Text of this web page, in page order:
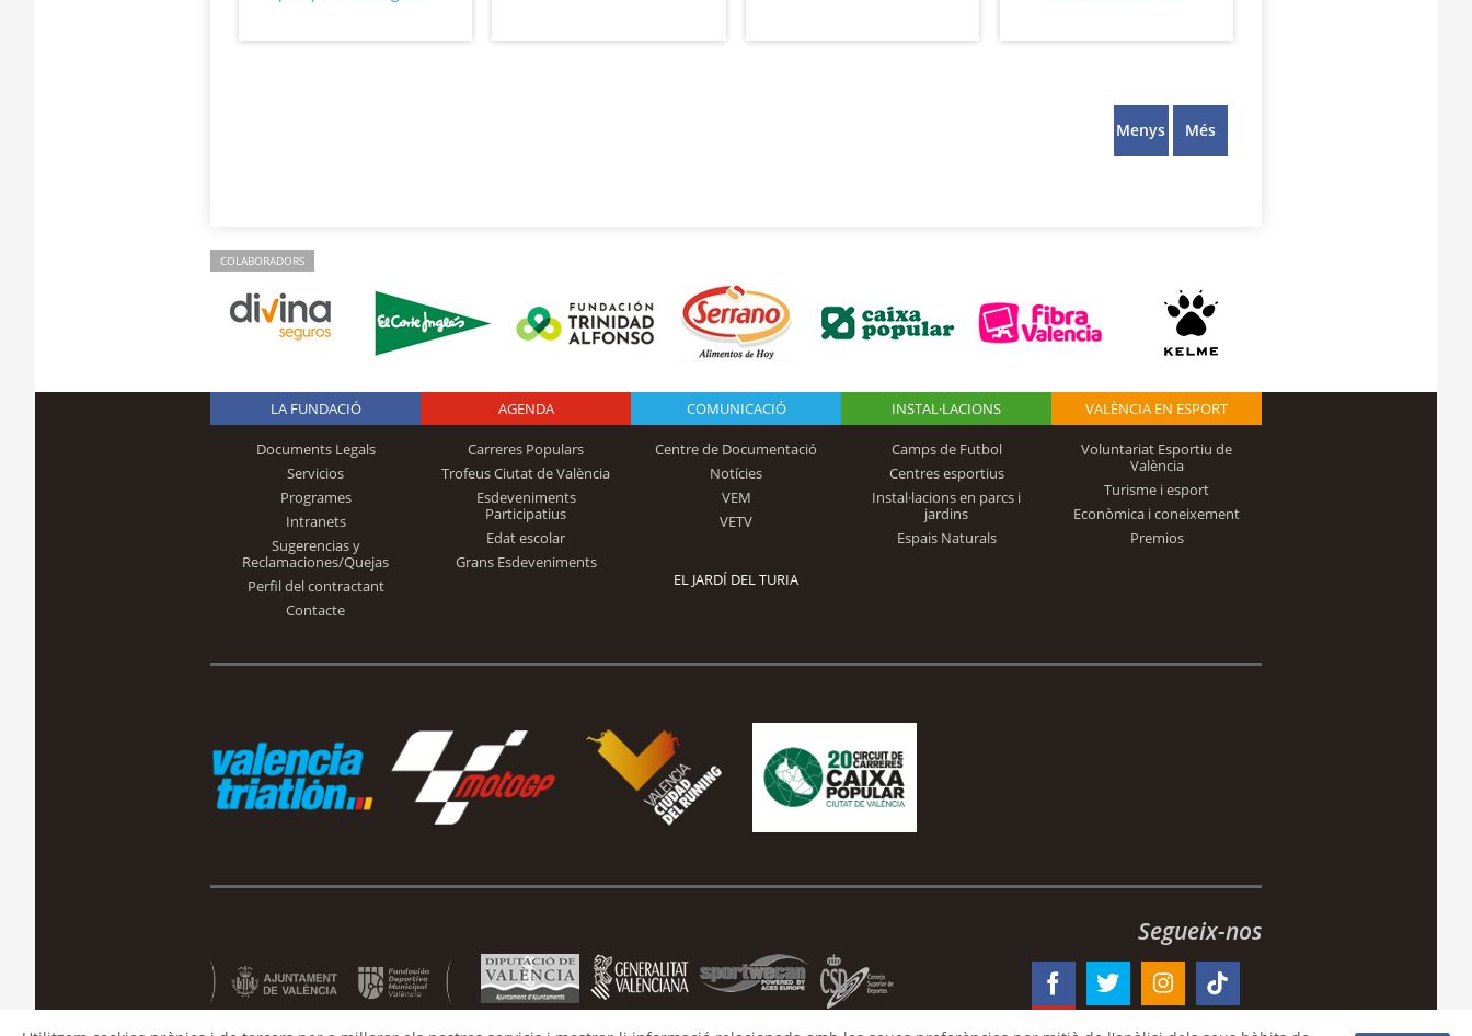
Menys Més
COLABORADORS
Logo Fundación
Trinidad Alfonso
LA FUNDACIÓ
Documents Legals
Servicios
Programes
Intranets
Sugerencias y
Reclamaciones/Quejas
Perfil del contractant
Contacte
AGENDA
Carreres Populars
Trofeus Ciutat de València
Esdeveniments
Participatius
Edat escolar
Grans Esdeveniments
COMUNICACIÓ
Centre de Documentació
Notícies
VEM
VETV
INSTAL·LACIONS
Camps de Futbol
Centres esportius
Instal·lacions en parcs i
jardins
Espais Naturals
VALÈNCIA EN ESPORT
Voluntariat Esportiu de
València
Turisme i esport
Econòmica i coneixement
Premios
EL JARDÍ DEL TURIA
Segueix-nos